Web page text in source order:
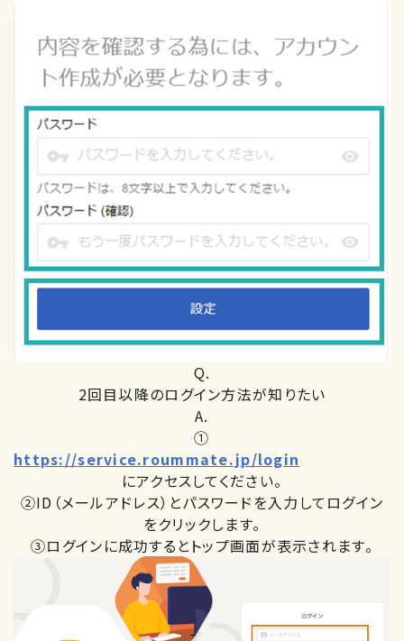
Q.
2回目以降のログイン方法が知りたい
A.
①
https://service.roummate.jp/login
にアクセスしてください。
②ID（メールアドレス）とパスワードを入力してログイン
をクリックします。
③ログインに成功するとトップ画面が表示されます。